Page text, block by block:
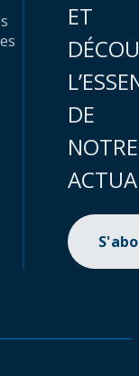
ET
DE
NOTRE